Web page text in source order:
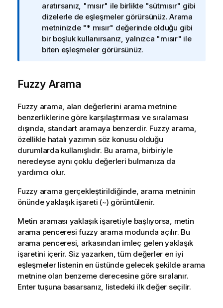
l
g
i
n
o
aratırsanız, "mısır" ile birlikte "sütmısır" gibi
dizelerle de eşleşmeler görürsünüz. Arama
metninizde "* mısır" değerinde olduğu gibi
bir boşluk kullanırsanız, yalnızca "mısır" ile
biten eşleşmeler görürsünüz.
Fuzzy Arama
Fuzzy arama, alan değerlerini arama metnine
benzerliklerine göre karşılaştırması ve sıralaması
dışında, standart aramaya benzerdir. Fuzzy arama,
özellikle hatalı yazımın söz konusu olduğu
durumlarda kullanışlıdır. Bu arama, birbiriyle
neredeyse aynı çoklu değerleri bulmanıza da
yardımcı olur.
Fuzzy arama gerçekleştirildiğinde, arama metninin
önünde yaklaşık işareti (~) görüntülenir.
Metin araması yaklaşık işaretiyle başlıyorsa, metin
arama penceresi fuzzy arama modunda açılır. Bu
arama penceresi, arkasından imleç gelen yaklaşık
işaretini içerir. Siz yazarken, tüm değerler en iyi
eşleşmeler listenin en üstünde gelecek şekilde arama
metnine olan benzeme derecesine göre sıralanır.
Enter tuşuna basarsanız, listedeki ilk değer seçilir.